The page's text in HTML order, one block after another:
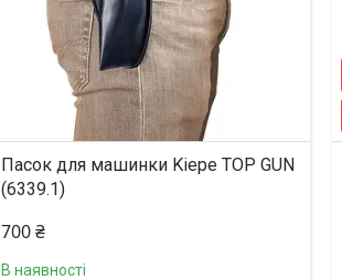
Пасок для машинки Kiepe TOP GUN
(6339.1)
700 ₴
В наявності